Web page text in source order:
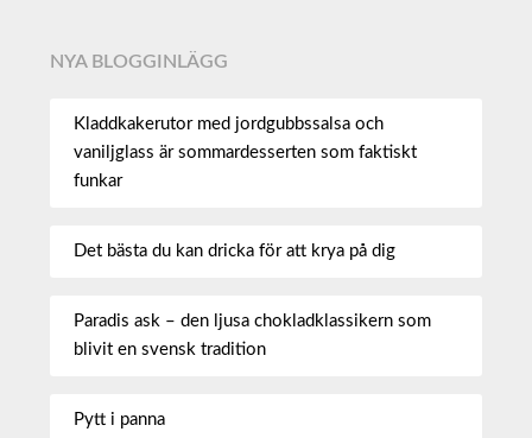
NYA BLOGGINLÄGG
Kladdkakerutor med jordgubbssalsa och
vaniljglass är sommardesserten som faktiskt
funkar
Det bästa du kan dricka för att krya på dig
Paradis ask – den ljusa chokladklassikern som
blivit en svensk tradition
Pytt i panna